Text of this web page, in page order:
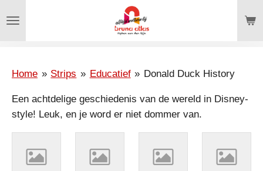
direct
hoofdinhoud
Home » Strips » Educatief » Donald Duck History
Een achtdelige geschiedenis van de wereld in Disney-
style! Leuk, en je word er niet dommer van.